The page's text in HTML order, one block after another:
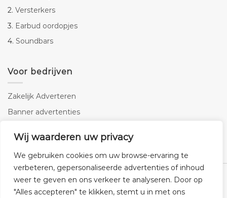
Wij waarderen uw privacy
We gebruiken cookies om uw browse-ervaring te
verbeteren, gepersonaliseerde advertenties of inhoud
weer te geven en ons verkeer te analyseren. Door op
"Alles accepteren" te klikken, stemt u in met ons
2. Versterkers
3. Earbud oordopjes
4. Soundbars
Voor bedrijven
Zakelijk Adverteren
Banner advertenties
SEO copywriting